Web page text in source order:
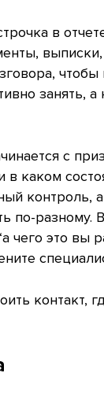
в
чтобы
занять,
с
в каком
контроль,
по-
чего это вы
контакт,